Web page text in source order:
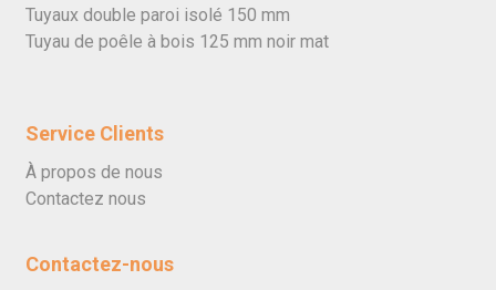
Tuyaux double paroi isolé 150 mm
Tuyau de poêle à bois 125 mm noir mat
Service Clients
À propos de nous
Contactez nous
Contactez-nous